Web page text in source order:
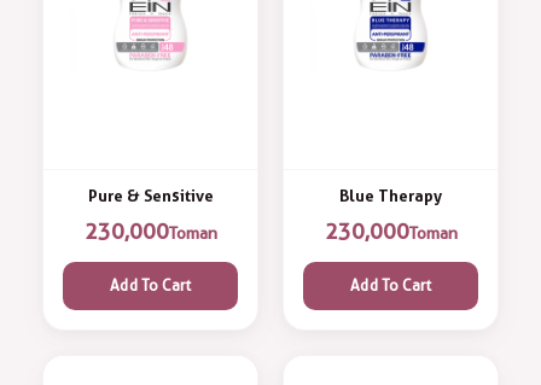
Pure & Sensitive
230,000Toman
Add To Cart
Blue Therapy
230,000Toman
Add To Cart